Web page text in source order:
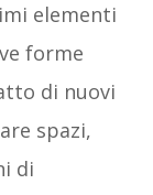
elementi
forme
di nuovi
spazi,
di